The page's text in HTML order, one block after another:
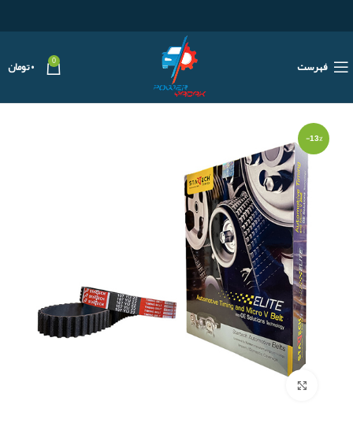
فهرست 0 ۰تومان
-13%